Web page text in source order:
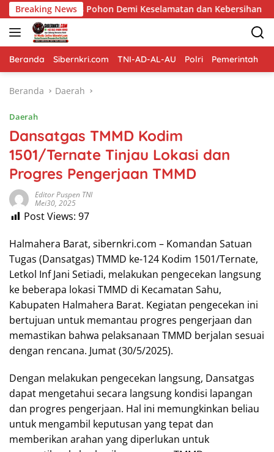
Langsung
ke
konten
Breaking News
Pohon Demi Keselamatan dan Kebersihan Lingkungan
Beranda Sibernkri.com TNI-AD-AL-AU Polri Pemerintah
Beranda Daerah
Daerah
Dansatgas TMMD Kodim
1501/Ternate Tinjau Lokasi dan
Progres Pengerjaan TMMD
Editor Puspen TNI
Mei30, 2025
Post Views: 97
Halmahera Barat, sibernkri.com – Komandan Satuan
Tugas (Dansatgas) TMMD ke-124 Kodim 1501/Ternate,
Letkol Inf Jani Setiadi, melakukan pengecekan langsung
ke beberapa lokasi TMMD di Kecamatan Sahu,
Kabupaten Halmahera Barat. Kegiatan pengecekan ini
bertujuan untuk memantau progres pengerjaan dan
memastikan bahwa pelaksanaan TMMD berjalan sesuai
dengan rencana. Jumat (30/5/2025).
Dengan melakukan pengecekan langsung, Dansatgas
dapat mengetahui secara langsung kondisi lapangan
dan progres pengerjaan. Hal ini memungkinkan beliau
untuk mengambil keputusan yang tepat dan
memberikan arahan yang diperlukan untuk